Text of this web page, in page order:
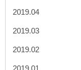
2019.04
2019.03
2019.02
2019.01